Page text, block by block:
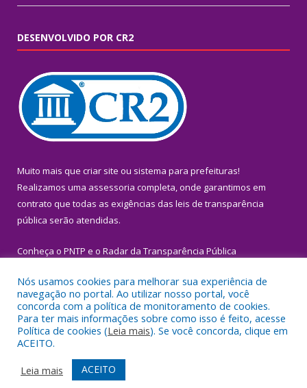
DESENVOLVIDO POR CR2
Muito mais que criar site ou sistema para prefeituras!
Realizamos uma assessoria completa, onde garantimos em
contrato que todas as exigências das leis de transparência
pública serão atendidas.
Conheça o PNTP e o Radar da Transparência Pública
Todos os direitos reservados a Prefeitura Municipal de Igarapé-
Miri.
Mapa do Site
Acessar Área Administrativa
Acessar Webmail
Nós usamos cookies para melhorar sua experiência de
navegação no portal. Ao utilizar nosso portal, você
concorda com a política de monitoramento de cookies.
Para ter mais informações sobre como isso é feito, acesse
Política de cookies (Leia mais). Se você concorda, clique em
ACEITO.
Leia mais
ACEITO